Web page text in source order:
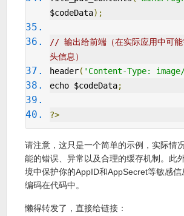
$codeData);
// 输出给前端（在实际应用中可能
头信息）
header( 'Content-Type:
echo $codeData;
?>
请注意，这只是一个简单的示例，实际情
能的错误、异常以及合理的缓存机制。此
境中保护你的AppID和AppSecret等敏感信
编码在代码中。
懒得转发了，直接给链接：